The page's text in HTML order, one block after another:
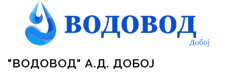
"ВОДОВОД" А.Д. ДОБОЈ